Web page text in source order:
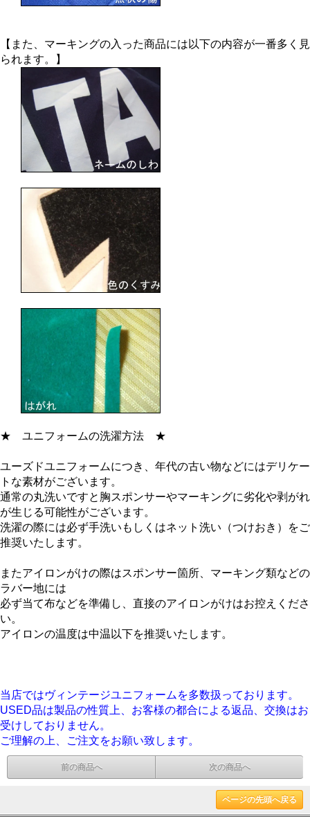
【また、マーキングの入った商品には以下の内容が一番多く見
られます。】
★ ユニフォームの洗濯方法 ★
ユーズドユニフォームにつき、年代の古い物などにはデリケー
トな素材がございます。
通常の丸洗いですと胸スポンサーやマーキングに劣化や剥がれ
が生じる可能性がございます。
洗濯の際には必ず手洗いもしくはネット洗い（つけおき）をご
推奨いたします。
またアイロンがけの際はスポンサー箇所、マーキング類などの
ラバー地には
必ず当て布などを準備し、直接のアイロンがけはお控えくださ
い。
アイロンの温度は中温以下を推奨いたします。
当店ではヴィンテージユニフォームを多数扱っております。
USED品は製品の性質上、お客様の都合による返品、交換はお
受けしておりません。
ご理解の上、ご注文をお願い致します。
前の商品へ 次の商品へ
ページの先頭へ戻る